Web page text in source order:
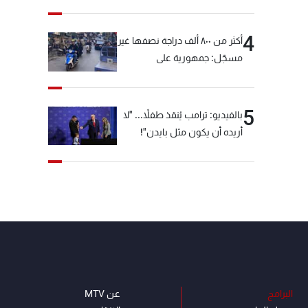
4
أكثر من ٨٠٠ ألف دراجة نصفها غير
مسجّل: جمهورية على
5بالفيديو: ترامب يُنقذ طفلاً... "لا
أريده أن يكون مثل بايدن"!
البرامج
عن MTV